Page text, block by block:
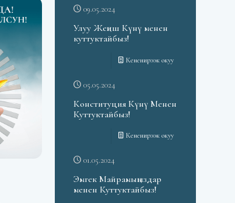
09.05.2024
Улуу Жеңиш Күнү менен
куттуктайбыз!
Кененирээк окуу
05.05.2024
Конституция Күнү Менен
Куттуктайбыз!
Кененирээк окуу
01.05.2024
Эмгек Майрамыңыздар
менен Куттуктайбыз!